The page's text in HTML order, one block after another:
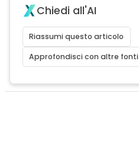
Chiedi all'AI
Riassumi questo articolo
Approfondisci con altre fonti